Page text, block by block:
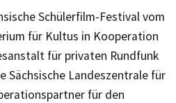
Schülerfilm-Festival vom
für Kultus in Kooperation
für privaten Rundfunk
Sächsische Landeszentrale für
für den